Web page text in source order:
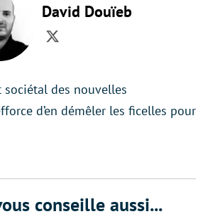
David Douïeb
Twitter
sociétal des nouvelles
d’en démêler les ficelles pour
conseille aussi...